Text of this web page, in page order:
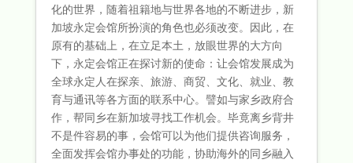
化的世界，随着祖籍地与世界各地的不断进步，新
加坡永定会馆所扮演的角色也必须改变。因此，在
原有的基础上，在立足本土，放眼世界的大方向
下，永定会馆正在探讨新的使命：让会馆发展成为
全球永定人在探亲、旅游、商贸、文化、就业、教
育与通讯等各方面的联系中心。譬如与家乡政府合
作，帮同乡在新加坡寻找工作机会。毕竟离乡背井
不是件容易的事，会馆可以为他们提供咨询服务，
全面发挥会馆办事处的功能，协助海外的同乡融入